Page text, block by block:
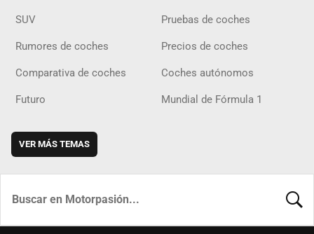
SUV Pruebas de coches
Rumores de coches Precios de coches
Comparativa de coches Coches autónomos
Futuro Mundial de Fórmula 1
VER MÁS TEMAS